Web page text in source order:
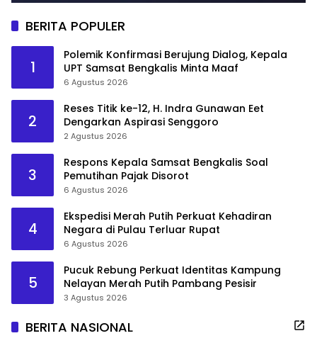
BERITA POPULER
1
Polemik Konfirmasi Berujung Dialog, Kepala
UPT Samsat Bengkalis Minta Maaf
6 Agustus 2026
2
Reses Titik ke-12, H. Indra Gunawan Eet
Dengarkan Aspirasi Senggoro
2 Agustus 2026
3
Respons Kepala Samsat Bengkalis Soal
Pemutihan Pajak Disorot
6 Agustus 2026
4
Ekspedisi Merah Putih Perkuat Kehadiran
Negara di Pulau Terluar Rupat
6 Agustus 2026
5
Pucuk Rebung Perkuat Identitas Kampung
Nelayan Merah Putih Pambang Pesisir
3 Agustus 2026
BERITA NASIONAL